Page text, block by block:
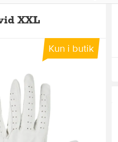
XXL
Kun i butik